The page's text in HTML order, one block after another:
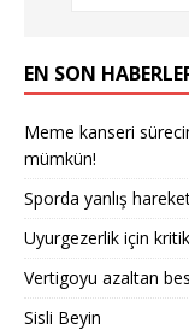
EN SON
Meme kanseri
mümkün!
Sporda yanlış
Uyurgezerlik için
Vertigoyu azaltan
Sisli Beyin